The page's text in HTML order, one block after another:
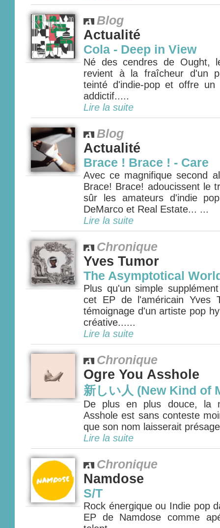
Blog
Actualité
Cola - Deep in View
Né des cendres de Ought,
revient à la fraîcheur d'un
teinté d'indie-pop et offre un
addictif.....
Lire la suite
Blog
Actualité
Brace ! Brace ! - Care
Avec ce magnifique second
Brace! Brace! adoucissent le
sûr les amateurs d'indie
DeMarco et Real Estate... ...
Lire la suite
Chronique
Yves Tumor
The Asymptotical
Plus qu'un simple
cet EP de l'américain Yves
témoignage d'un artiste pop
créative......
Lire la suite
Chronique
Ogre You Asshole
新しい人 (New Kind of
De plus en plus douce, la
Asshole est sans conteste
que son nom laisserait
Lire la suite
Chronique
Namdose
S/T
Rock énergique ou Indie pop
EP de Namdose comme